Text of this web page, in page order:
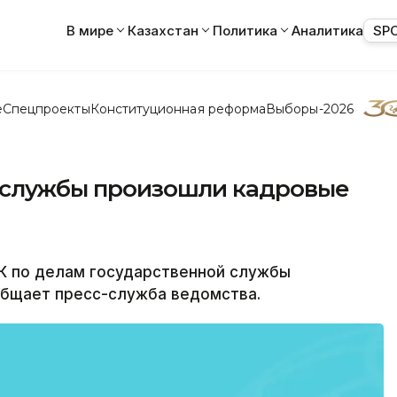
В мире Казахстан Политика Аналитика
СпецпроектыКонституционная реформаВыборы-2026
произошли кадровые
делам государственной службы
пресс-служба ведомства.